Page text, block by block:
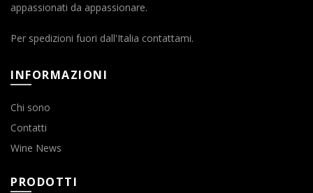
appassionati da appassionare.
Per spedizioni fuori dall'Italia contattami.
INFORMAZIONI
Chi sono
Contatti
Wine News
PRODOTTI